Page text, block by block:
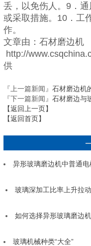
丢，以免伤人。9．
或采取措施。10．工
作。
文章由：石材磨边机
http://
供
『上一篇新闻』 石材磨边机
『下一篇新闻』 石材磨边与
【返回上一页】
【返回首页】
异形玻璃磨边机中普通电
玻璃深加工比率上升拉
如何选择异形玻璃磨边
玻璃机械种类“大全”